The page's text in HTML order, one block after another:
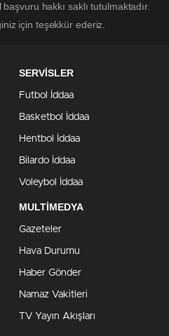
hakkı saklı tutulmaktadır.
için teşekkür ederiz.
SERVİSLER
Futbol İddaa
Basketbol İddaa
Hentbol İddaa
Bilardo İddaa
Voleybol İddaa
MULTİMEDYA
Gazeteler
Hava Durumu
Haber Gönder
Namaz Vakitleri
TV Yayın Akışları